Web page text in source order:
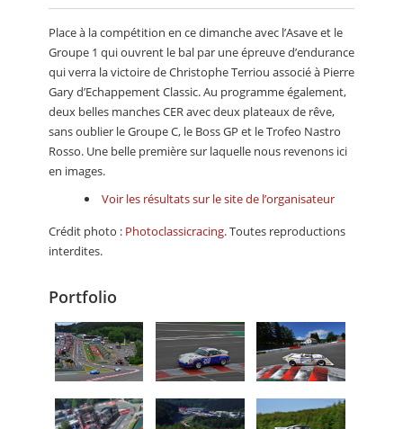
Place à la compétition en ce dimanche avec l’Asave et le
Groupe 1 qui ouvrent le bal par une épreuve d’endurance
qui verra la victoire de Christophe Terriou associé à Pierre
Gary d’Echappement Classic. Au programme également,
deux belles manches CER avec deux plateaux de rêve,
sans oublier le Groupe C, le Boss GP et le Trofeo Nastro
Rosso. Une belle première sur laquelle nous revenons ici
en images.
Voir les résultats sur le site de l’organisateur
Crédit photo : Photoclassicracing. Toutes reproductions
interdites.
Portfolio